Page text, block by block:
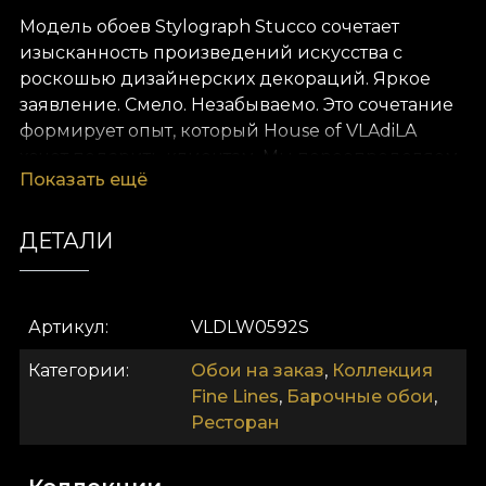
Модель обоев Stylograph Stucco сочетает
изысканность произведений искусства с
роскошью дизайнерских декораций. Яркое
заявление. Смело. Незабываемо. Это сочетание
формирует опыт, который House of VLAdiLA
хочет подарить клиентам. Мы переопределяем
комфорт как состояние. Мы предлагаем его в
созданных вручную нашими преданными
производится на основе Vlies. Это нетканый
материал, прочный и долговечный. Мы
предлагаем три разных текстуры, чтобы вы
могли выбрать ощущение, которое принесёте в
дом. Обои Smooth матовые, гладкие и
Показать ещё
ДЕТАЛИ
Артикул VLDLW0592S
Категории Обои на заказ, Коллекция
Fine Lines, Барочные обои,
Ресторан